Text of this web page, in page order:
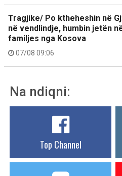
Tragjike/ Po ktheheshin në
në vendlindje, humbin jetën
familjes nga Kosova
07/08 09:06
Na ndiqni:
Top Channel